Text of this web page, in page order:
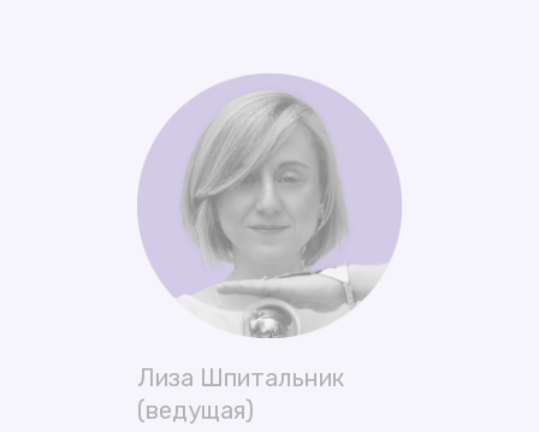
Лиза Шпитальник
(ведущая)